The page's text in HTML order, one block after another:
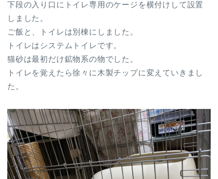
下段の入り口にトイレ専用のケージを横付けして設置
しました。
ご飯と、トイレは別棟にしました。
トイレはシステムトイレです。
猫砂は最初だけ鉱物系の物でした。
トイレを覚えたら徐々に木製チップに変えていきまし
た。